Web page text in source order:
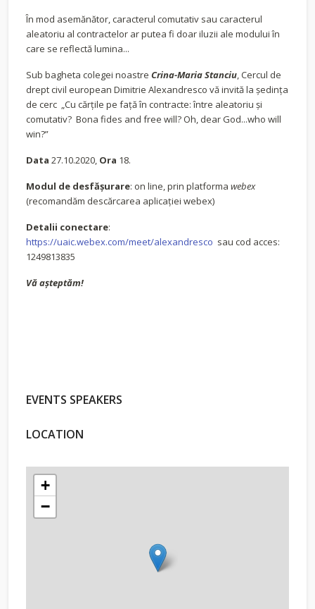
În mod asemănător, caracterul comutativ sau caracterul
aleatoriu al contractelor ar putea fi doar iluzii ale modului în
care se reflectă lumina...
Sub bagheta colegei noastre Crina-Maria Stanciu, Cercul de
drept civil european Dimitrie Alexandresco vă invită la ședința
de cerc „Cu cărțile pe față în contracte: între aleatoriu și
comutativ? Bona fides and free will? Oh, dear God...who will
win?”
Data 27.10.2020, Ora 18.
Modul de desfășurare: on line, prin platforma webex
(recomandăm descărcarea aplicației webex)
Detalii conectare:
https://uaic.webex.com/meet/alexandresco sau cod acces:
1249813835
Vă așteptăm!
EVENTS SPEAKERS
LOCATION
+
−